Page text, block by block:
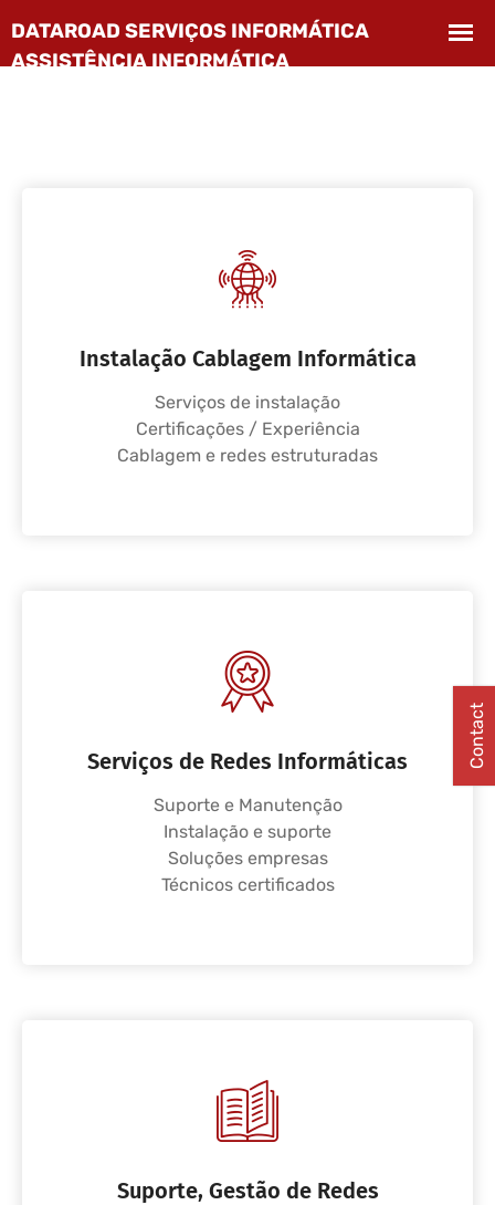
Instalação Cablagem Informática
Serviços de instalação
Certificações / Experiência
Cablagem e redes estruturadas
Serviços de Redes Informáticas
Suporte e Manutenção
Instalação e suporte
Soluções empresas
Técnicos certificados
Suporte, Gestão de Redes
Contact